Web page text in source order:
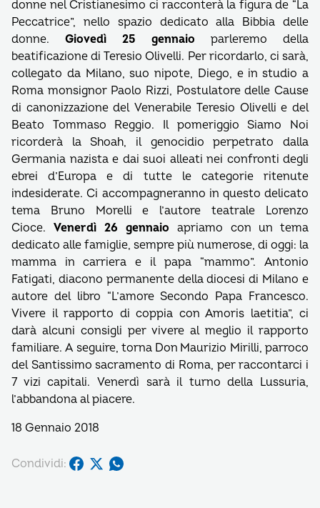
donne nel Cristianesimo ci racconterà la figura de “La
Peccatrice”, nello spazio dedicato alla Bibbia delle
donne. Giovedì 25 gennaio parleremo della
beatificazione di Teresio Olivelli. Per ricordarlo, ci sarà,
collegato da Milano, suo nipote, Diego, e in studio a
Roma monsignor Paolo Rizzi, Postulatore delle Cause
di canonizzazione del Venerabile Teresio Olivelli e del
Beato Tommaso Reggio. Il pomeriggio Siamo Noi
ricorderà la Shoah, il genocidio perpetrato dalla
Germania nazista e dai suoi alleati nei confronti degli
ebrei d’Europa e di tutte le categorie ritenute
indesiderate. Ci accompagneranno in questo delicato
tema Bruno Morelli e l’autore teatrale Lorenzo
Cioce. Venerdì 26 gennaio apriamo con un tema
dedicato alle famiglie, sempre più numerose, di oggi: la
mamma in carriera e il papa “mammo”. Antonio
Fatigati, diacono permanente della diocesi di Milano e
autore del libro “L’amore Secondo Papa Francesco.
Vivere il rapporto di coppia con Amoris laetitia”, ci
darà alcuni consigli per vivere al meglio il rapporto
familiare. A seguire, torna Don Maurizio Mirilli, parroco
del Santissimo sacramento di Roma, per raccontarci i
7 vizi capitali. Venerdì sarà il turno della Lussuria,
l’abbandona al piacere.
18 Gennaio 2018
Condividi: